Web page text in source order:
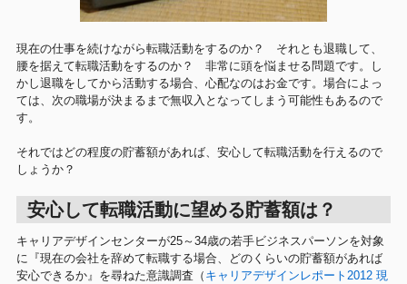
現在の仕事を続けながら転職活動をするのか？ それとも退職して、
腰を据えて転職活動をするのか？ 非常に頭を悩ませる問題です。し
かし退職をしてから活動する場合、心配なのはお金です。場合によっ
ては、次の職場が決まるまで無収入となってしまう可能性もあるので
す。
それではどの程度の貯蓄額があれば、安心して転職活動を行えるので
しょうか？
安心して転職活動に望める貯蓄額は？
キャリアデザインセンターが25～34歳の若手ビジネスパーソンを対象
に『現在の会社を辞めて転職する場合、どのくらいの貯蓄額があれば
安心できるか』を尋ねた意識調査（ キャリアデザインレポート2012 現